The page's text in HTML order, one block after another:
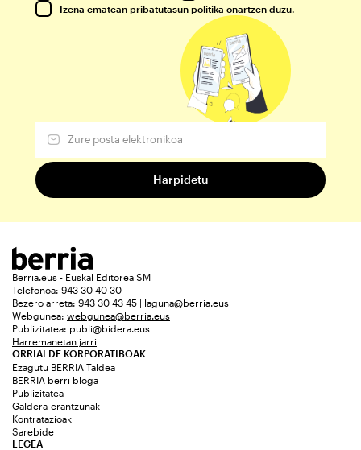
Izena ematean pribatutasun politika onartzen duzu.
Berria.eus - Euskal Editorea SM
Telefonoa: 943 30 40 30
Bezero arreta: 943 30 43 45 | laguna@berria.eus
Webgunea: webgunea@berria.eus
Publizitatea: publi@bidera.eus
Harremanetan jarri
ORRIALDE KORPORATIBOAK
Ezagutu BERRIA Taldea
BERRIA berri bloga
Publizitatea
Galdera-erantzunak
Kontratazioak
Sarebide
LEGEA